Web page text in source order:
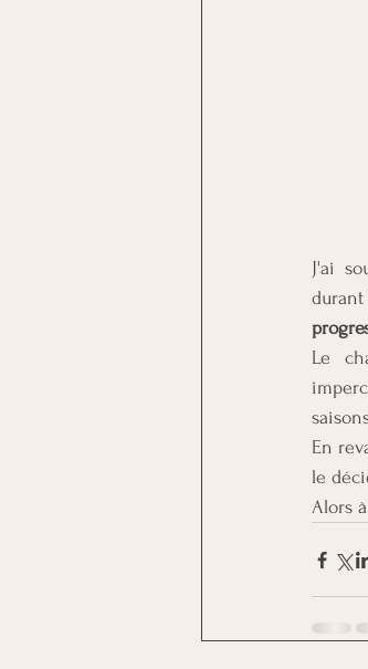
J'ai
durant
Le
En
le
Alors